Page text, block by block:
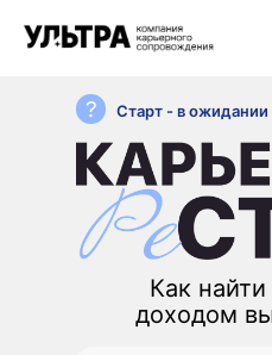
Как
доходом
Старт - в ожидании